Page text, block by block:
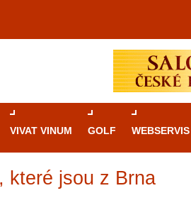
VIVAT VINUM GOLF
které jsou z Brna
kasinovými hrami v Brně:
video automaty